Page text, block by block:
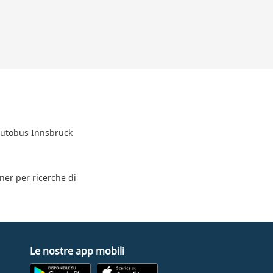
Innsbruck
per ricerche di
Le nostre app mobili